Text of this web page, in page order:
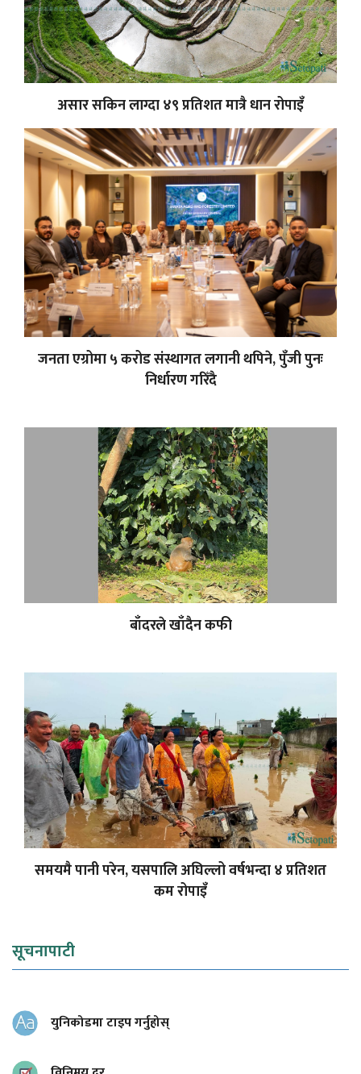
असार सकिन लाग्दा ४९ प्रतिशत मात्रै धान रोपाइँ
जनता एग्रोमा ५ करोड संस्थागत लगानी थपिने, पुँजी पुनः
निर्धारण गरिँदै
बाँदरले खाँदैन कफी
समयमै पानी परेन, यसपालि अघिल्लो वर्षभन्दा ४ प्रतिशत
कम रोपाइँ
सूचनापाटी
युनिकोडमा टाइप गर्नुहोस्